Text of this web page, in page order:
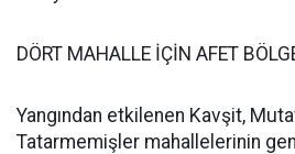
DÖRT MAHALLE İÇİN AFET
Yangından etkilenen Kavşit,
Tatarmemişler mahallelerinin